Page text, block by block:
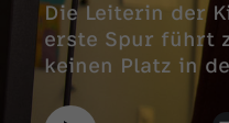
Die Leiterin der
erste Spur führt
keinen Platz in